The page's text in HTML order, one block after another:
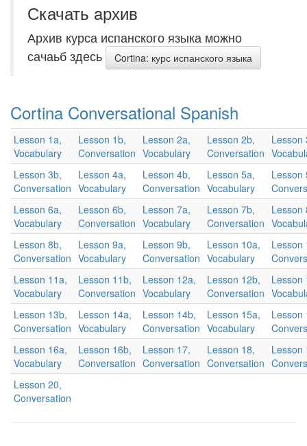
Скачать aрхив
Архив курса испанского языка можно
сачаьб здесь
Cortina: курс испанского языка
Cortina Conversational Spanish
Lesson 1a,
Vocabulary
Lesson 1b,
Conversation
Lesson 2a,
Vocabulary
Lesson 2b,
Conversation
Lesson
Lesson 3b,
Conversation
Lesson 4a,
Vocabulary
Lesson 4b,
Conversation
Lesson 5a,
Vocabulary
Lesson
Lesson 6a,
Vocabulary
Lesson 6b,
Conversation
Lesson 7a,
Vocabulary
Lesson 7b,
Conversation
Lesson
Lesson 8b,
Conversation
Lesson 9a,
Vocabulary
Lesson 9b,
Conversation
Lesson 10a,
Vocabulary
Lesson
Lesson 11a,
Vocabulary
Lesson 11b,
Conversation
Lesson 12a,
Vocabulary
Lesson 12b,
Conversation
Lesson
Lesson 13b,
Conversation
Lesson 14a,
Vocabulary
Lesson 14b,
Conversation
Lesson 15a,
Vocabulary
Lesson
Lesson 16a,
Vocabulary
Lesson 16b,
Conversation
Lesson 17,
Conversation
Lesson 18,
Conversation
Lesson
Lesson 20,
Conversation